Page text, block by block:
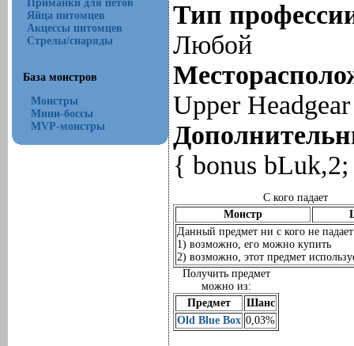
Приманки для петов
Яйца питомцев
Акцессы питомцев
Стрелы/снаряды
База монстров
Монстры
Мини-боссы
MVP-монстры
Тип
Любой
Upper Headgear
{ bonus
С кого падает
Монстр
Данный предмет ни с кого не падает
1) возможно, его можно купить
2) возможно, этот предмет
Получить предмет
можно из:
Предмет
Шанс
Old Blue Box 0,03%